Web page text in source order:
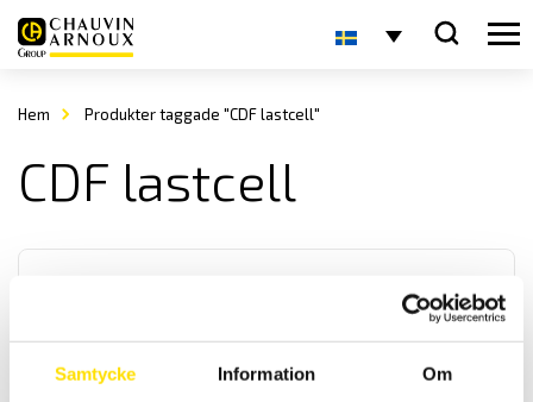
Samtycke Information Om
Hem Produkter taggade "CDF lastcell"
CDF lastcell